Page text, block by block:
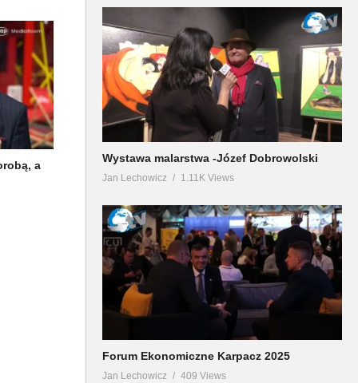
a
Wystawa malarstwa -Józef Dobrowolski
Jan Lechowicz 1.11K Views
Forum Ekonomiczne Karpacz 2025
Jan Lechowicz 409 Views